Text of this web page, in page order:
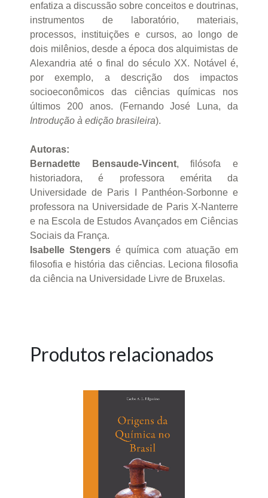
enfatiza a discussão sobre conceitos e doutrinas,
instrumentos de laboratório, materiais,
processos, instituições e cursos, ao longo de
dois milênios, desde a época dos alquimistas de
Alexandria até o final do século XX. Notável é,
por exemplo, a descrição dos impactos
socioeconômicos das ciências químicas nos
últimos 200 anos. (Fernando José Luna, da
Introdução à edição brasileira).
Autoras:
Bernadette Bensaude-Vincent, filósofa e
historiadora, é professora emérita da
Universidade de Paris I Panthéon-Sorbonne e
professora na Universidade de Paris X-Nanterre
e na Escola de Estudos Avançados em Ciências
Sociais da França.
Isabelle Stengersé química com atuação em
filosofia e história das ciências. Leciona filosofia
da ciência na Universidade Livre de Bruxelas.
Produtos relacionados